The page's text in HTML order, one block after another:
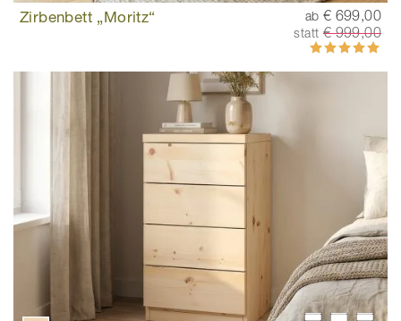
Zirbenbett „Moritz“ ab € 699,00
statt€ 999,00
Bewertung:
98%